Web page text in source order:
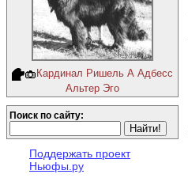
Кардинал Ришель А Адбесс
Альтер Эго
Поиск по сайту:
Поддержать проект
Ньюфы.ру